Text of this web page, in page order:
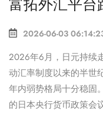
2026-06-03
2026年6月，日元持续
动汇率制度以来的半世
年内弱势格局十分稳固
的日本央行货币政策会